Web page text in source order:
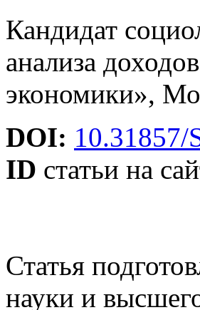
Кандидат
анализа
экономики»,
DOI: 10.31857/
ID статьи на
Статья
науки и